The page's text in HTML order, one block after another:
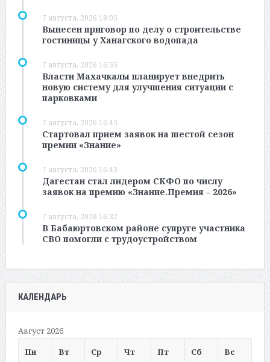
7 августа, 2026 18:05
Вынесен приговор по делу о строительстве
гостиницы у Ханагского водопада
7 августа, 2026 16:55
Власти Махачкалы планирует внедрить
новую систему для улучшения ситуации с
парковками
7 августа, 2026 16:45
Стартовал прием заявок на шестой сезон
премии «Знание»
7 августа, 2026 16:43
Дагестан стал лидером СКФО по числу
заявок на премию «Знание.Премия – 2026»
7 августа, 2026 16:32
В Бабаюртовском районе супруге участника
СВО помогли с трудоустройством
КАЛЕНДАРЬ
Август 2026
Пн
Вт Ср Чт Пт Сб Вс